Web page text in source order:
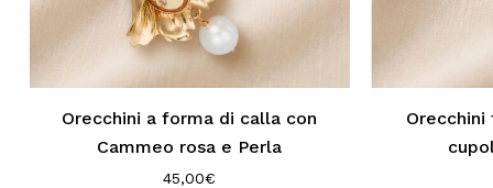
Orecchini a forma di calla con
Cammeo rosa e Perla
45,00€